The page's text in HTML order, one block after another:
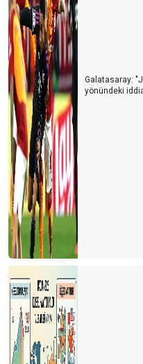
Turiste serbest vatandaşa
Turizmcinin işi papatya falına
Galatasaray:
yönündeki